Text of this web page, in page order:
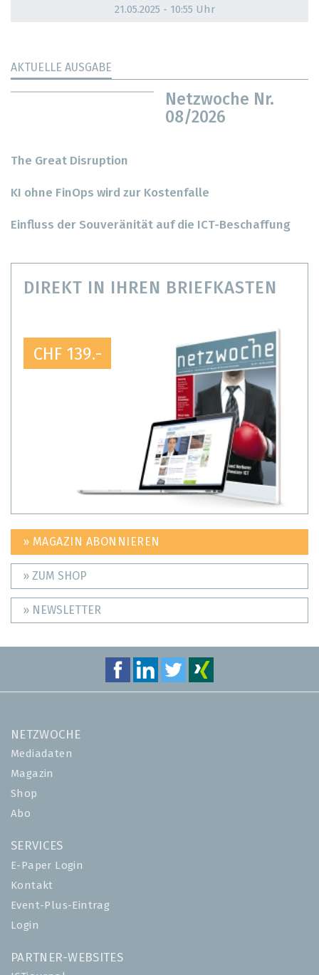
21.05.2025 - 10:55 Uhr
AKTUELLE AUSGABE
Netzwoche Nr.
08/2026
The Great Disruption
KI ohne FinOps wird zur Kostenfalle
Einfluss der Souveränität auf die ICT-Beschaffung
DIREKT IN IHREN BRIEFKASTEN
CHF 139.-
» MAGAZIN ABONNIEREN
» ZUM SHOP
» NEWSLETTER
NETZWOCHE
Mediadaten
Magazin
Shop
Abo
SERVICES
E-Paper Login
Kontakt
Event-Plus-Eintrag
Login
PARTNER-WEBSITES